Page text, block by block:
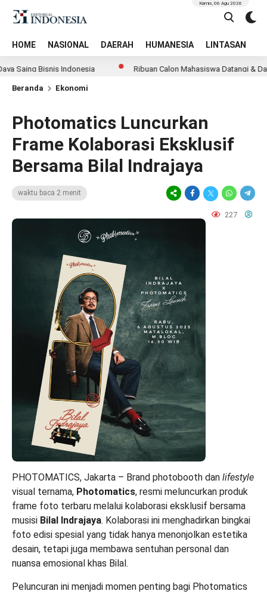
HOME NASIONAL DAERAH HUMANESIA LINTASAN
Kamis, 06 Agu 2026
Bisnis Indonesia Ribuan Calon Mahasiswa Datangi & Daftar
Beranda Ekonomi
Photomatics Luncurkan
Frame Kolaborasi Eksklusif
Bersama Bilal Indrajaya
waktu baca 2 menit
227
PHOTOMATICS, Jakarta – Brand photobooth dan lifestyle
visual ternama, Photomatics, resmi meluncurkan produk
frame foto terbaru melalui kolaborasi eksklusif bersama
musisi Bilal Indrajaya. Kolaborasi ini menghadirkan bingkai
foto edisi spesial yang tidak hanya menonjolkan estetika
desain, tetapi juga membawa sentuhan personal dan
nuansa emosional khas Bilal.
Peluncuran ini menjadi momen penting bagi Photomatics